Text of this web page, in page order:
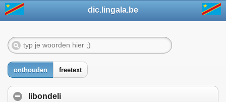
dic.lingala.be
onthouden freetext
libondeli